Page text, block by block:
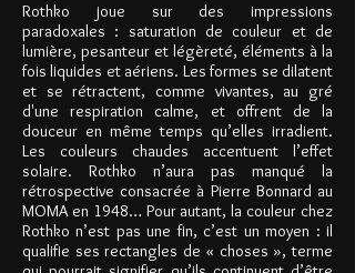
Rothko joue sur des impressions
paradoxales : saturation de couleur et de
lumière, pesanteur et légèreté, éléments à la
fois liquides et aériens. Les formes se dilatent
et se rétractent, comme vivantes, au gré
d'une respiration calme, et offrent de la
douceur en même temps qu’elles irradient.
Les couleurs chaudes accentuent l’effet
solaire. Rothko n’aura pas manqué la
rétrospective consacrée à Pierre Bonnard au
MOMA en 1948… Pour autant, la couleur chez
Rothko n’est pas une fin, c’est un moyen : il
qualifie ses rectangles de « choses », terme